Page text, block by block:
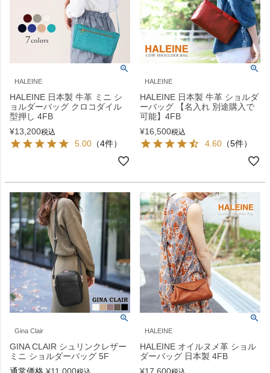
HALEINE
HALEINE 日本製 牛革 ミニ シ
ョルダーバッグ クロコダイル
型押し 4FB
¥13,200税込
5.00 （4件）
HALEINE
HALEINE 日本製 牛革 ショルダ
ーバッグ 【名入れ 別途購入で
可能】4FB
¥16,500税込
4.60 （5件）
Gina Clair
GINA CLAIR シュリンクレザー
ミニ ショルダーバッグ 5F
HALEINE
HALEINE オイルヌメ革 ショル
ダーバッグ 日本製 4FB